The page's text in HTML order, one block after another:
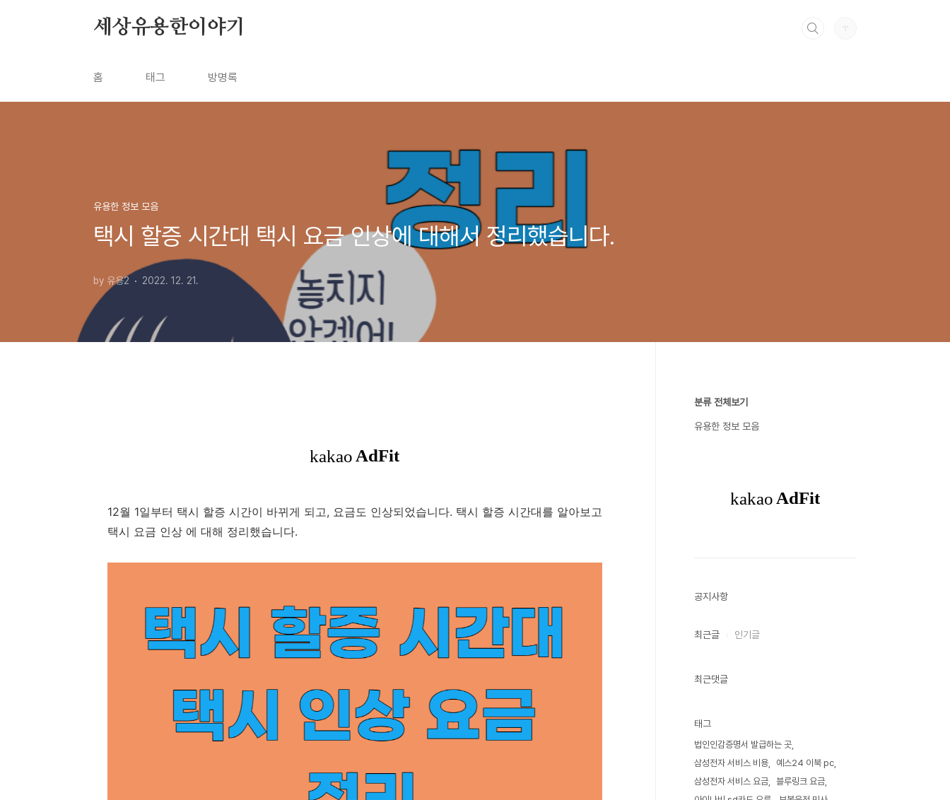
세상유용한이야기
홈 태그 방명록
유용한 정보 모음
택시 할증 시간대 택시 요금 인상에 대해서 정리했습니다.
by 유용2 2022. 12. 21.
12월 1일부터 택시 할증 시간이 바뀌게 되고, 요금도 인상되었습니다. 택시 할증 시간대를 알아보고
택시 요금 인상 에 대해 정리했습니다.
분류 전체보기
유용한 정보 모음
공지사항
최근글 인기글
최근댓글
태그
법인인감증명서 발급하는 곳
삼성전자 서비스 비용
예스24 이북 pc
삼성전자 서비스 요금
블루링크 요금